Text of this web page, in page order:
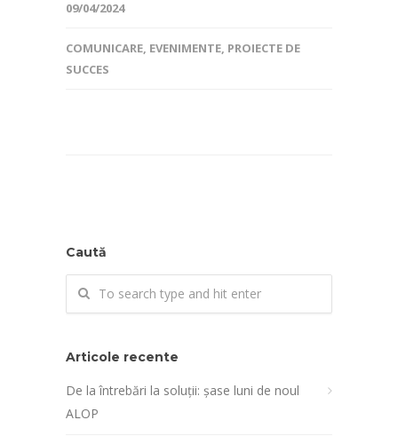
09/04/2024
COMUNICARE, EVENIMENTE, PROIECTE DE
SUCCES
Caută
Articole recente
De la întrebări la soluții: șase luni de noul
ALOP